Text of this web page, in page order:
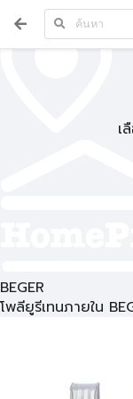
เ
BEGER
โพลียูรีเทนภายใน